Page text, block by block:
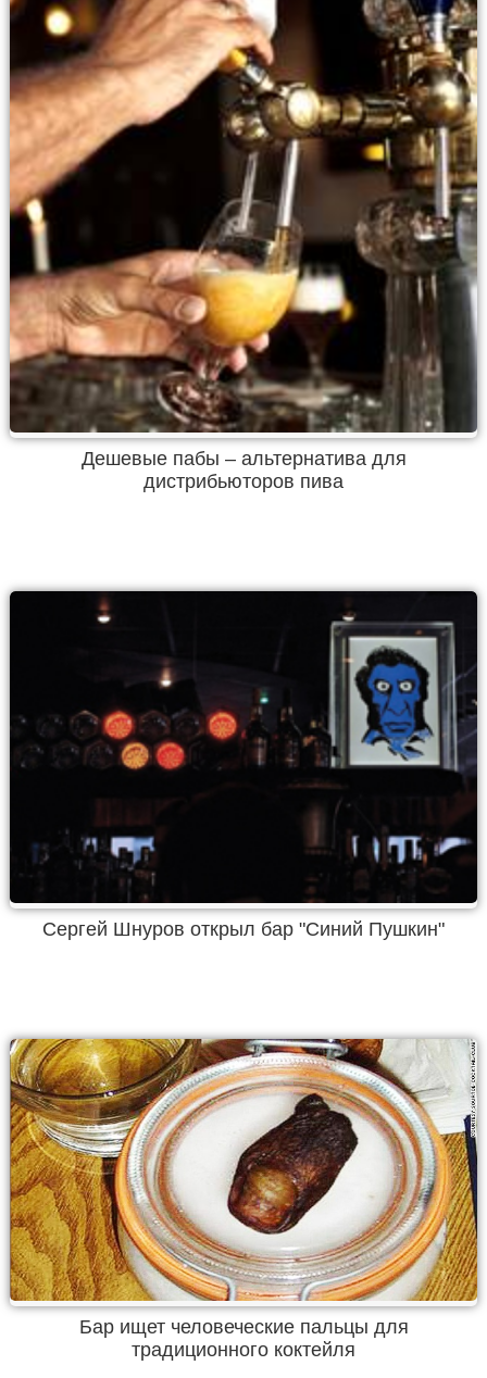
Дешевые пабы – альтернатива для
дистрибьюторов пива
Сергей Шнуров открыл бар "Синий Пушкин"
Бар ищет человеческие пальцы для
традиционного коктейля